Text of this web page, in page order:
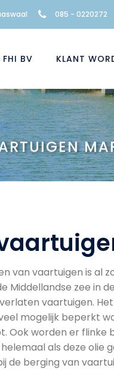
085 - 0220272
FHI BV KLANT
van vaartuigen is al
Middellandse zee in
vaartuigen.
mogelijk beperkt
Ook worden er
als deze olie
de berging van